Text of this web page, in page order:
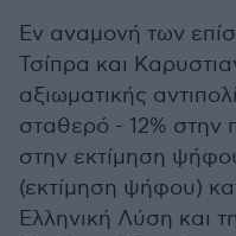
Εν αναμονή των
Τσίπρα και
αξιωματικής
σταθερό - 12% στην
στην εκτίμηση
(εκτίμηση ψήφου)
Ελληνική Λύση και